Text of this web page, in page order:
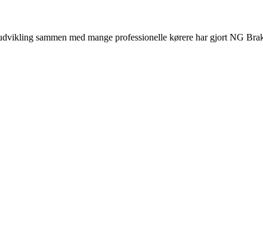
sammen med mange professionelle kørere har gjort NG